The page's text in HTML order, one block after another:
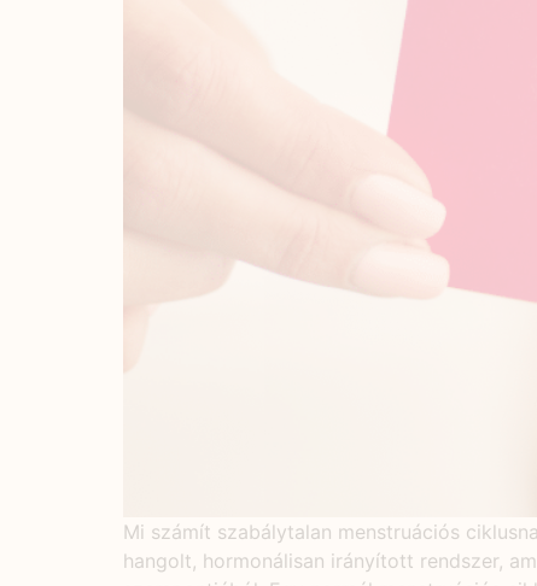
Mi számít szabálytalan menstruációs
hangolt, hormonálisan irányított rendszer,